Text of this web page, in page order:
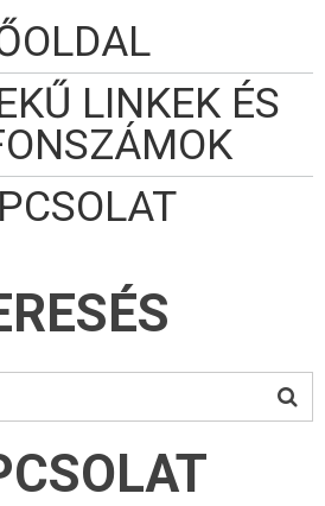
LINKEK ÉS